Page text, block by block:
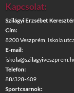
Kapcsolat:
Szilágyi Erzsébet
Cím:
8200 Veszprém, Iskola
E-mail:
Telefon:
88/328-609
Sportcsarnok: